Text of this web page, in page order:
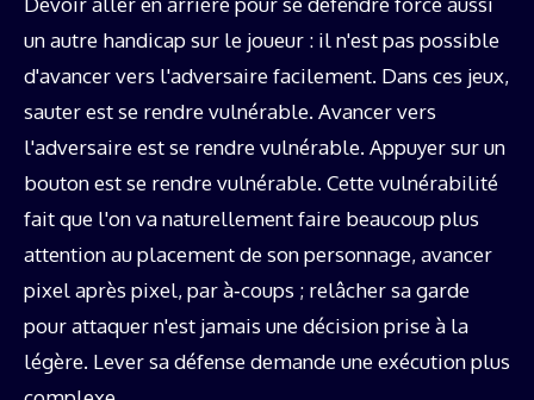
un autre handicap sur le joueur : il n'est pas possible
d'avancer vers l'adversaire facilement. Dans ces jeux,
sauter est se rendre vulnérable. Avancer vers
l'adversaire est se rendre vulnérable. Appuyer sur un
bouton est se rendre vulnérable. Cette vulnérabilité
fait que l'on va naturellement faire beaucoup plus
attention au placement de son personnage, avancer
pixel après pixel, par à‑coups ; relâcher sa garde
pour attaquer n'est jamais une décision prise à la
légère. Lever sa défense demande une exécution plus